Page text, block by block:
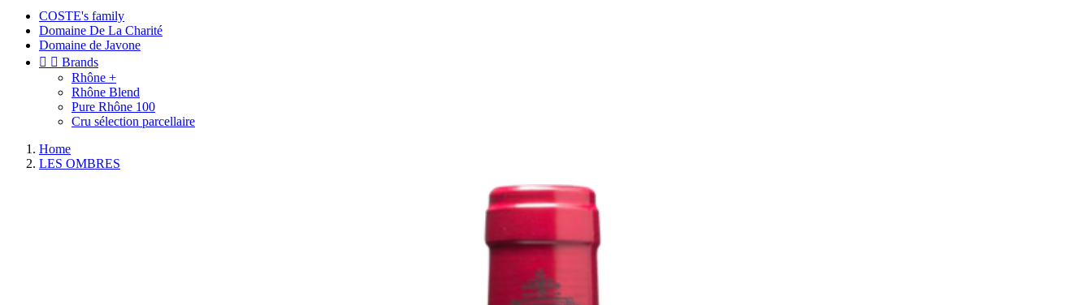
COSTE's family
Domaine De La Charité
Domaine de Javone
  Brands
Rhône +
Rhône Blend
Pure Rhône 100
Cru sélection parcellaire
Home
LES OMBRES